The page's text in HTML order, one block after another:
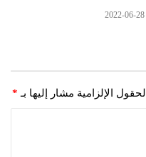
2022-06-28
الحقول الإلزامية مشار إليها بـ *